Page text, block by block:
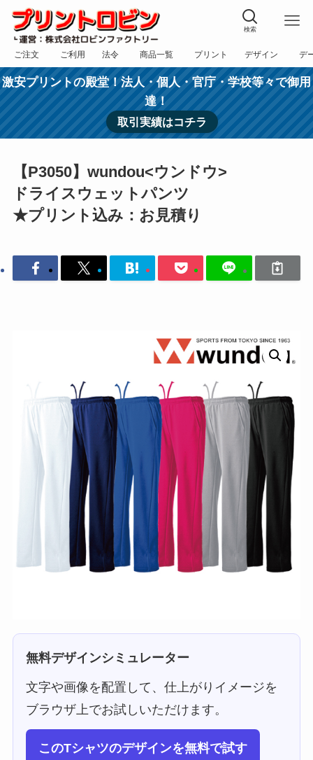
検索
ご注文
フォーム
ご利用
規約
法令
表記
商品一覧
カテゴリー
プリント
方法
デザイン
依頼
デ
入
激安プリントの殿堂！法人・個人・官庁・学校等々で御用
達！
取引実績はコチラ
【P3050】wundou<ウンドウ>
ドライスウェットパンツ
★プリント込み：お見積り
無料デザインシミュレーター
文字や画像を配置して、仕上がりイメージを
ブラウザ上でお試しいただけます。
このTシャツのデザインを無料で試す